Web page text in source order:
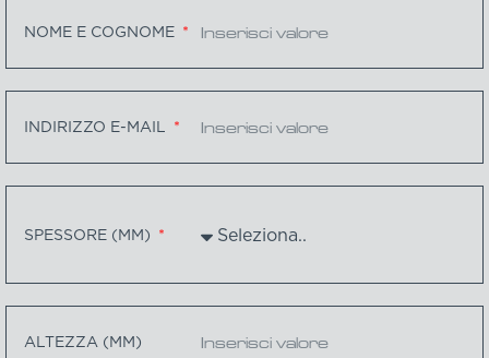
NOME E COGNOME
INDIRIZZO E-MAIL
SPESSORE (MM)
ALTEZZA (MM)